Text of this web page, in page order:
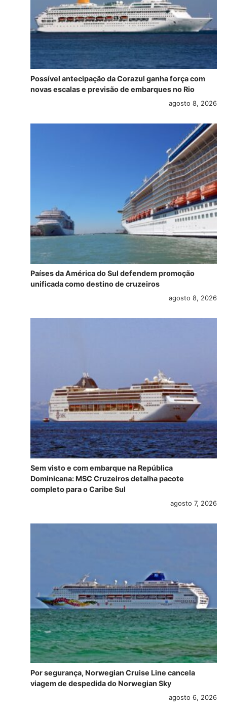
Possível antecipação da Corazul ganha força com
novas escalas e previsão de embarques no Rio
agosto 8, 2026
Países da América do Sul defendem promoção
unificada como destino de cruzeiros
agosto 8, 2026
Sem visto e com embarque na República
Dominicana: MSC Cruzeiros detalha pacote
completo para o Caribe Sul
agosto 7, 2026
Por segurança, Norwegian Cruise Line cancela
viagem de despedida do Norwegian Sky
agosto 6, 2026